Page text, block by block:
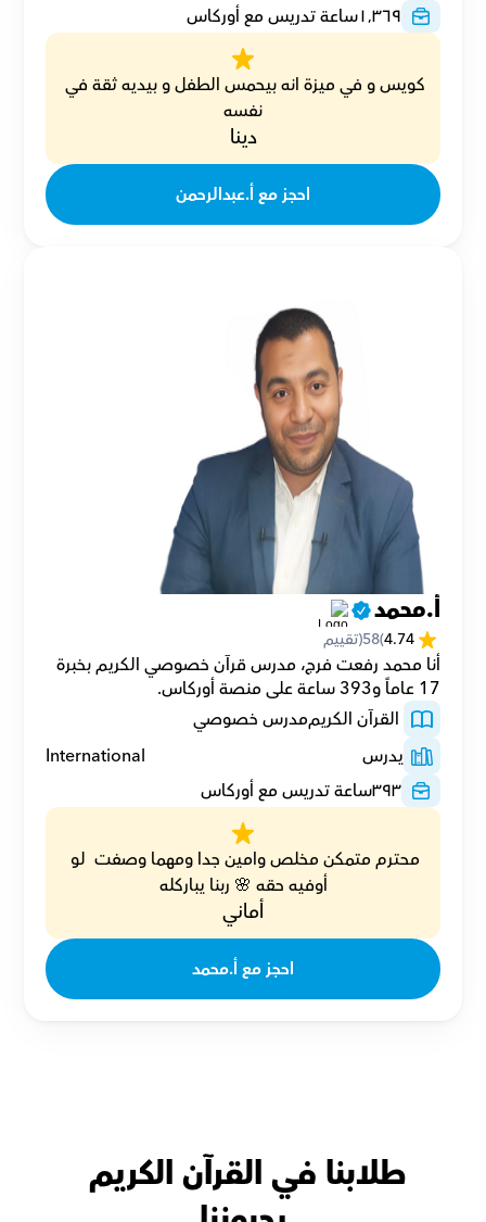
١٬٣٦٩ساعة تدريس مع أوركاس
نفسه
دينا
احجز مع أ.عبدالرحمن
أ.محمد
4.74
(
58(تقييم
17 عاماً و393 ساعة على منصة أوركاس.
القرآن الكريممدرس خصوصي
يدرس
International
٣٩٣ساعة تدريس مع أوركاس
أوفيه حقه 🌸 ربنا يباركله
أماني
احجز مع أ.محمد